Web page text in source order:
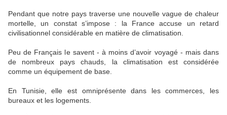
Pendant que notre pays traverse une nouvelle vague de chaleur
mortelle, un constat s’impose : la France accuse un retard
civilisationnel considérable en matière de climatisation.
Peu de Français le savent - à moins d’avoir voyagé - mais dans
de nombreux pays chauds, la climatisation est considérée
comme un équipement de base.
En Tunisie, elle est omniprésente dans les commerces, les
bureaux et les logements.